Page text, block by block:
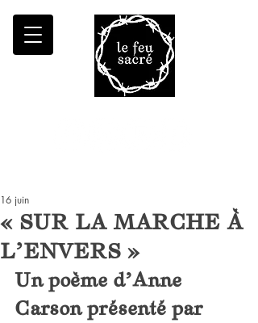
« SUR LA MARCHE À
L’ENVERS »
16 juin
Un poème d’Anne
Carson présenté par